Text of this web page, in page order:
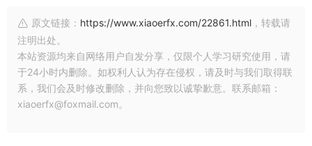
原文链接： https://www.xiaoerfx.com/22861.html ，转载请
注明出处。
本站资源均来自网络用户自发分享，仅限个人学习研究使用，请
于24小时内删除。如权利人认为存在侵权，请及时与我们取得联
系，我们会及时修改删除，并向您致以诚挚歉意。联系邮箱：
xiaoerfx@foxmail.com。